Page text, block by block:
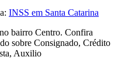
INSS em Santa Catarina
bairro Centro. Confira
sobre Consignado, Crédito
Auxilio